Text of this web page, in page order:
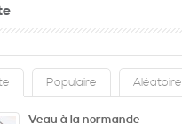
Populaire Aléatoire
Veau à la normande